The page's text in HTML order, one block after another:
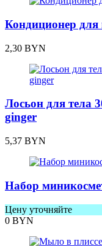
Кондиционер для
2,30 BYN
Лосьон для тела
ginger
5,37 BYN
Набор
Цену уточняйте
0 BYN